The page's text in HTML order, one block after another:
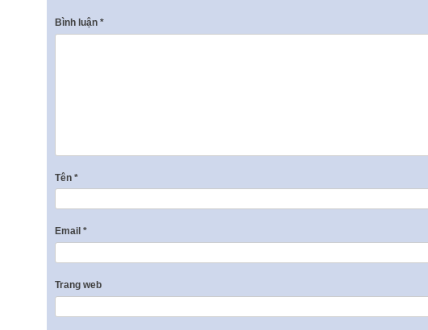
Bình luận *
Tên *
Email *
Trang web